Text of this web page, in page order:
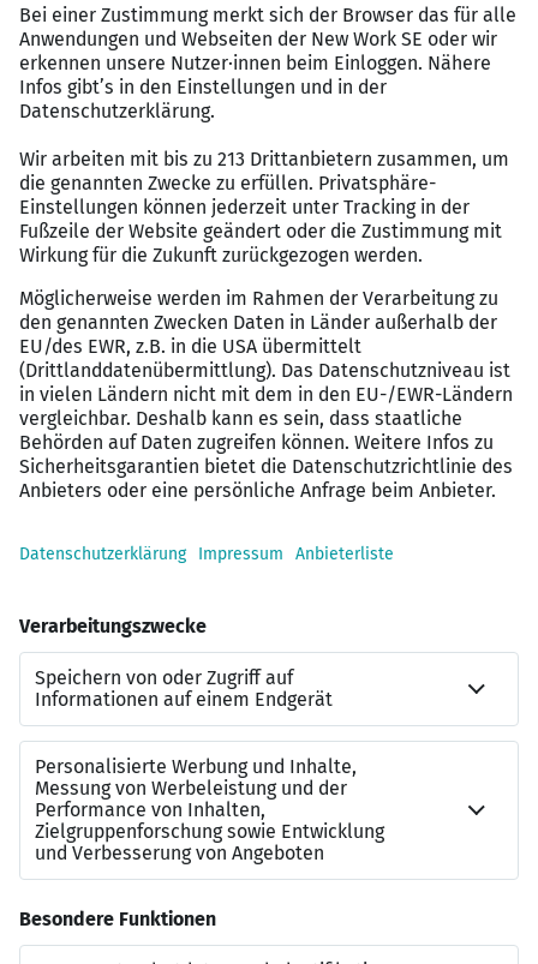
Begeisterung für die digitale Transformation im
Bereich Personalwesen
Das sind Ihre Benefits bei diesem
SAP Job
Eine Unternehmenskultur, die durch ein offenes
Miteinander und eine freundschaftliche
Teamatmosphäre überzeugt
Flexible Arbeitszeiten und mobiles Arbeiten für
eine optimale Work-Life-Balance
Sicherer Arbeitsplatz mit langfristigen
Entwicklungsmöglichkeiten bei einem der
führenden Arbeitgeber der Region
Attraktives Gehalt mit Perspektiven bis zu 85.000
Homeoffice-Option: Bis zu 60 % Ihrer Arbeit
können Sie bequem von zu Hause aus erledigen
Kontakt
Sollten Sie Rückfragen zu diesem SAP-Job haben, dann
steht Ihnen gerneMiriam SartoriusvomLeuchtmehr-
Teamzur Verfügung:
miriam.sartorius@leuchtmehr.de